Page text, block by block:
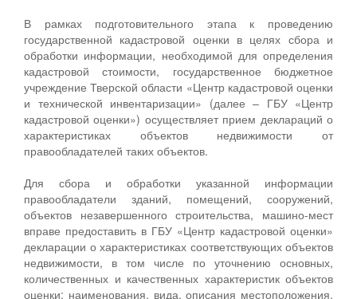
В рамках подготовительного этапа к проведению
государственной кадастровой оценки в целях сбора и
обработки информации, необходимой для определения
кадастровой стоимости, государственное бюджетное
учреждение Тверской области «Центр кадастровой оценки
и технической инвентаризации» (далее – ГБУ «Центр
кадастровой оценки») осуществляет прием деклараций о
характеристиках объектов недвижимости от
правообладателей таких объектов.
Для сбора и обработки указанной информации
правообладатели зданий, помещений, сооружений,
объектов незавершенного строительства, машино-мест
вправе предоставить в ГБУ «Центр кадастровой оценки»
декларации о характеристиках соответствующих объектов
недвижимости, в том числе по уточнению основных,
количественных и качественных характеристик объектов
оценки: наименования, вида, описания местоположения,